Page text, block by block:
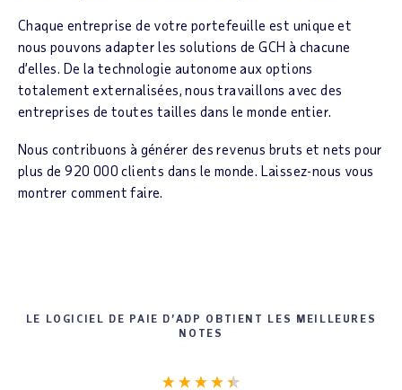
Chaque entreprise de votre portefeuille est unique et
nous pouvons adapter les solutions de GCH à chacune
d’elles. De la technologie autonome aux options
totalement externalisées, nous travaillons avec des
entreprises de toutes tailles dans le monde entier.
Nous contribuons à générer des revenus bruts et nets pour
plus de 920 000 clients dans le monde. Laissez-nous vous
montrer comment faire.
LE LOGICIEL DE PAIE D’ADP OBTIENT LES MEILLEURES
NOTES